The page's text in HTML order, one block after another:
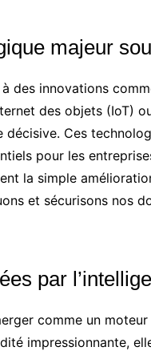
majeur
des innovations
des objets (IoT)
décisive. Ces
pour les
la simple
et sécurisons nos
par
comme un
impressionnante,